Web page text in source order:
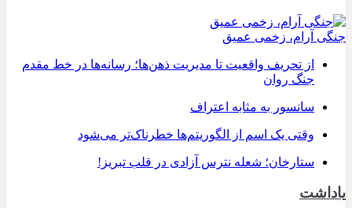
جنگی آرام، زخمی عمیق
از تحریف واقعیت تا مدیریت ذهن‌ها؛ رسانه‌ها در خط مقدم
جنگ روان
سانسور به مثابه اعتراف
وقتی یک اسم از الگوریتم‌ها خطرناک‌تر می‌شود
ستارخان؛ شعله نترس آزادی در قلب تبریز!
یاداشت